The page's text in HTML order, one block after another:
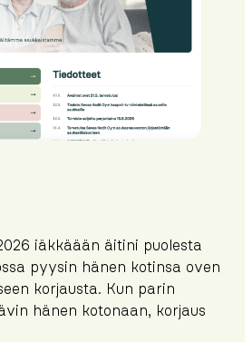
iäkkäään äitini puolesta
pyysin hänen kotinsa oven
korjausta. Kun parin
hänen kotonaan, korjaus